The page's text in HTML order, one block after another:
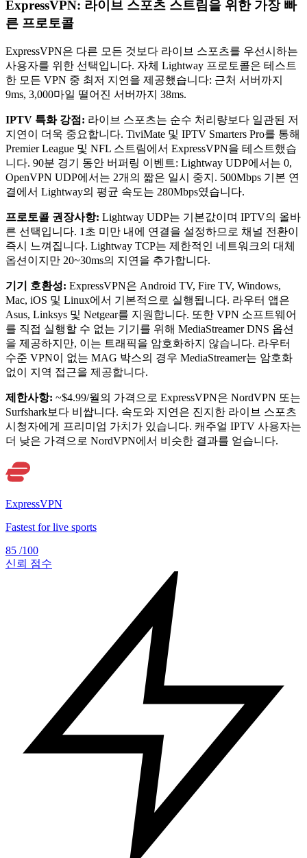
ExpressVPN: 라이브 스포츠 스트림을 위한 가장 빠
른 프로토콜
ExpressVPN은 다른 모든 것보다 라이브 스포츠를 우선시하는
사용자를 위한 선택입니다. 자체 Lightway 프로토콜은 테스트
한 모든 VPN 중 최저 지연을 제공했습니다: 근처 서버까지
9ms, 3,000마일 떨어진 서버까지 38ms.
IPTV 특화 강점: 라이브 스포츠는 순수 처리량보다 일관된 저
지연이 더욱 중요합니다. TiviMate 및 IPTV Smarters Pro를 통해
Premier League 및 NFL 스트림에서 ExpressVPN을 테스트했습
니다. 90분 경기 동안 버퍼링 이벤트: Lightway UDP에서는 0,
OpenVPN UDP에서는 2개의 짧은 일시 중지. 500Mbps 기본 연
결에서 Lightway의 평균 속도는 280Mbps였습니다.
프로토콜 권장사항: Lightway UDP는 기본값이며 IPTV의 올바
른 선택입니다. 1초 미만 내에 연결을 설정하므로 채널 전환이
즉시 느껴집니다. Lightway TCP는 제한적인 네트워크의 대체
옵션이지만 20~30ms의 지연을 추가합니다.
기기 호환성: ExpressVPN은 Android TV, Fire TV, Windows,
Mac, iOS 및 Linux에서 기본적으로 실행됩니다. 라우터 앱은
Asus, Linksys 및 Netgear를 지원합니다. 또한 VPN 소프트웨어
를 직접 실행할 수 없는 기기를 위해 MediaStreamer DNS 옵션
을 제공하지만, 이는 트래픽을 암호화하지 않습니다. 라우터
수준 VPN이 없는 MAG 박스의 경우 MediaStreamer는 암호화
없이 지역 접근을 제공합니다.
제한사항: ~$4.99/월의 가격으로 ExpressVPN은 NordVPN 또는
Surfshark보다 비쌉니다. 속도와 지연은 진지한 라이브 스포츠
시청자에게 프리미엄 가치가 있습니다. 캐주얼 IPTV 사용자는
더 낮은 가격으로 NordVPN에서 비슷한 결과를 얻습니다.
ExpressVPN
Fastest for live sports
85 /100
신뢰 점수